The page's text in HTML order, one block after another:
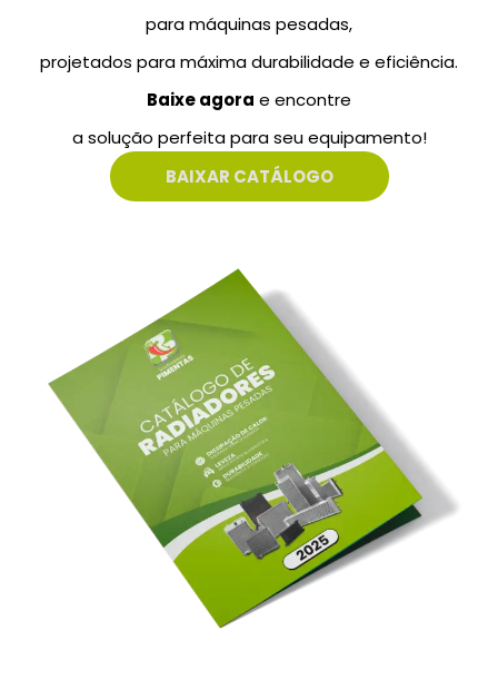
para máquinas pesadas,
projetados para máxima durabilidade e eficiência.
Baixe agora e encontre
a solução perfeita para seu equipamento!
BAIXAR CATÁLOGO